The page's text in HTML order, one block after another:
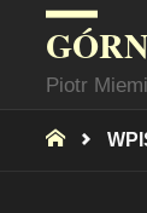
Piotr